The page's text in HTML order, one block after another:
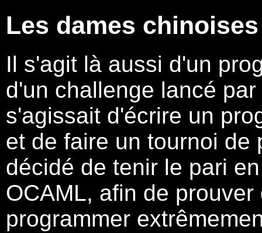
Les dames chinoises
Il s'agit là aussi d'un
d'un challenge lancé
s'agissait d'écrire un
et de faire un tournoi de
décidé de tenir le pari
OCAML, afin de
programmer